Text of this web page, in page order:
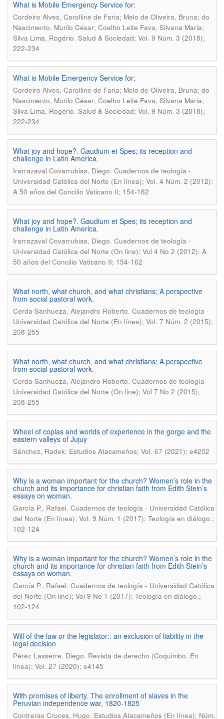
What is Mobile Emergency Service for:
Cordeiro Alves, Carolline de Faria; Melo de Oliveira, Bruna; do
Nascimento, Murilo César; Coelho Leite Fava, Silvana Maria;
Silva Lima, Rogério. Salud & Sociedad; Vol. 9 Núm. 3 (2018);
222-234
What is Mobile Emergency Service for:
Cordeiro Alves, Carolline de Faria; Melo de Oliveira, Bruna; do
Nascimento, Murilo César; Coelho Leite Fava, Silvana Maria;
Silva Lima, Rogério. Salud & Sociedad; Vol. 9 Núm. 3 (2018);
222-234
What joy and hope?. Gaudium et Spes; its reception and
challenge in Latin America.
Irarrazaval Covarrubias, Diego. Cuadernos de teología -
Universidad Católica del Norte (En línea); Vol. 4 Núm. 2 (2012):
A 50 años del Concilio Vaticano II; 154-162
What joy and hope?. Gaudium et Spes; its reception and
challenge in Latin America.
Irarrazaval Covarrubias, Diego. Cuadernos de teología -
Universidad Católica del Norte (On line); Vol 4 No 2 (2012): A
50 años del Concilio Vaticano II; 154-162
What north, what church, and what christians; A perspective
from social pastoral work.
Cerda Sanhueza, Alejandro Roberto. Cuadernos de teología -
Universidad Católica del Norte (En línea); Vol. 7 Núm. 2 (2015);
208-255
What north, what church, and what christians; A perspective
from social pastoral work.
Cerda Sanhueza, Alejandro Roberto. Cuadernos de teología -
Universidad Católica del Norte (On line); Vol 7 No 2 (2015);
208-255
Wheel of coplas and worlds of experience in the gorge and the
eastern valleys of Jujuy
Sánchez, Radek. Estudios Atacameños; Vol. 67 (2021); e4202
Why is a woman important for the church? Women’s role in the
church and its importance for christian faith from Edith Stein’s
essays on woman.
García P., Rafael. Cuadernos de teología - Universidad Católica
del Norte (En línea); Vol. 9 Núm. 1 (2017): Teología en diálogo.;
102-124
Why is a woman important for the church? Women’s role in the
church and its importance for christian faith from Edith Stein’s
essays on woman.
García P., Rafael. Cuadernos de teología - Universidad Católica
del Norte (On line); Vol 9 No 1 (2017): Teología en diálogo.;
102-124
Will of the law or the legislator:: an exclusion of liability in the
legal decision
Pérez Lasserre, Diego. Revista de derecho (Coquimbo. En
línea); Vol. 27 (2020); e4145
With promises of liberty. The enrollment of slaves in the
Peruvian independence war, 1820-1825
Contreras Cruces, Hugo. Estudios Atacameños (En línea); Núm.